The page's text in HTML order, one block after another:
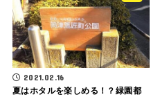
2021.02.16
夏はホタルを楽しめる！？緑園都